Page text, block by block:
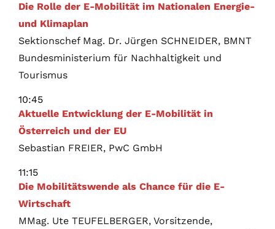
Die Rolle der E-Mobilität im Nationalen Energie-
und Klimaplan
Sektionschef Mag. Dr. Jürgen SCHNEIDER, BMNT
Bundesministerium für Nachhaltigkeit und
Tourismus
10:45
Aktuelle Entwicklung der E-Mobilität in
Österreich und der EU
Sebastian FREIER, PwC GmbH
11:15
Die Mobilitätswende als Chance für die E-
Wirtschaft
MMag. Ute TEUFELBERGER, Vorsitzende,